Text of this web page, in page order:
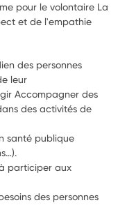
pour le volontaire La
et de l'empathie
des personnes
leur
Accompagner des
des activités de
santé publique
participer aux
des personnes